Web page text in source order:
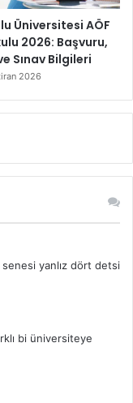
Üniversitesi AÖF
2026: Başvuru,
Sınav Bilgileri
2026
senesi yanlız dört detsi
bi üniversiteye